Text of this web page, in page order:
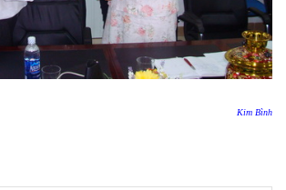
Kim Bình